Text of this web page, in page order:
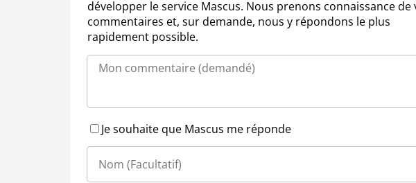
développer le service Mascus. Nous prenons connaissance de
commentaires et, sur demande, nous y répondons le plus
rapidement possible.
Je souhaite que Mascus me réponde